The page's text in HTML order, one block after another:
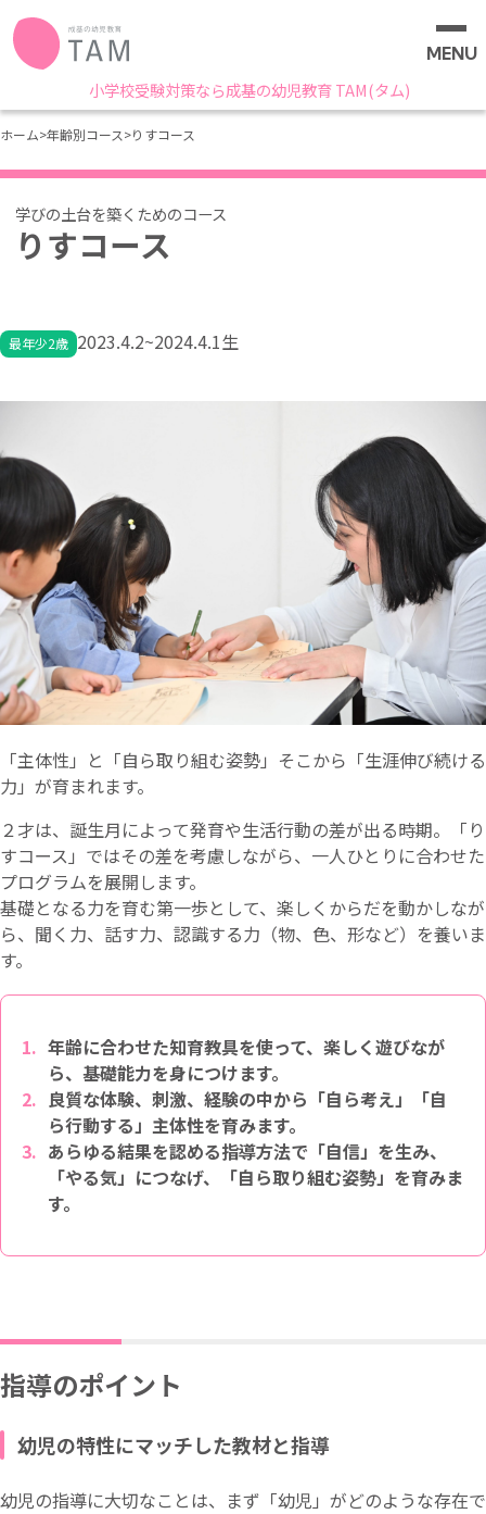
小学校受験対策なら成基の幼児教育 TAM(タム)
MENU
ホーム>年齢別コース>りすコース
りすコース
最年少2歳 2023.4.2~2024.4.1生
「主体性」と「自ら取り組む姿勢」そこから「生涯伸び続ける
力」が育まれます。
２才は、誕生月によって発育や生活行動の差が出る時期。「り
すコース」ではその差を考慮しながら、一人ひとりに合わせた
プログラムを展開します。
基礎となる力を育む第一歩として、楽しくからだを動かしなが
ら、聞く力、話す力、認識する力（物、色、形など）を養いま
す。
年齢に合わせた知育教具を使って、楽しく遊びなが
ら、基礎能力を身につけます。
良質な体験、刺激、経験の中から「自ら考え」「自
ら行動する」主体性を育みます。
あらゆる結果を認める指導方法で「自信」を生み、
「やる気」につなげ、「自ら取り組む姿勢」を育みま
す。
指導のポイント
幼児の特性にマッチした教材と指導
幼児の指導に大切なことは、まず「幼児」がどのような存在で